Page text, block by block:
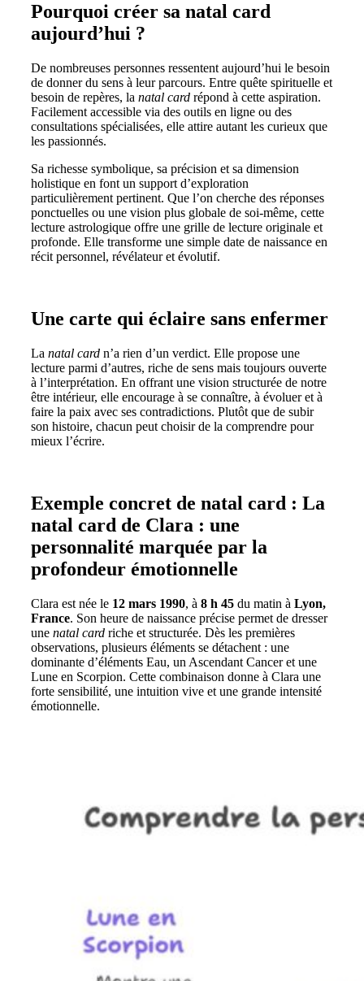
Pourquoi créer sa natal card
aujourd’hui ?
De nombreuses personnes ressentent aujourd’hui le besoin
de donner du sens à leur parcours. Entre quête spirituelle et
besoin de repères, la natal card répond à cette aspiration.
Facilement accessible via des outils en ligne ou des
consultations spécialisées, elle attire autant les curieux que
les passionnés.
Sa richesse symbolique, sa précision et sa dimension
holistique en font un support d’exploration
particulièrement pertinent. Que l’on cherche des réponses
ponctuelles ou une vision plus globale de soi-même, cette
lecture astrologique offre une grille de lecture originale et
profonde. Elle transforme une simple date de naissance en
récit personnel, révélateur et évolutif.
Une carte qui éclaire sans enfermer
La natal card n’a rien d’un verdict. Elle propose une
lecture parmi d’autres, riche de sens mais toujours ouverte
à l’interprétation. En offrant une vision structurée de notre
être intérieur, elle encourage à se connaître, à évoluer et à
faire la paix avec ses contradictions. Plutôt que de subir
son histoire, chacun peut choisir de la comprendre pour
mieux l’écrire.
Exemple concret de natal card : La
natal card de Clara : une
personnalité marquée par la
profondeur émotionnelle
Clara est née le 12 mars 1990, à 8 h 45 du matin à Lyon,
France. Son heure de naissance précise permet de dresser
une natal card riche et structurée. Dès les premières
observations, plusieurs éléments se détachent : une
dominante d’éléments Eau, un Ascendant Cancer et une
Lune en Scorpion. Cette combinaison donne à Clara une
forte sensibilité, une intuition vive et une grande intensité
émotionnelle.